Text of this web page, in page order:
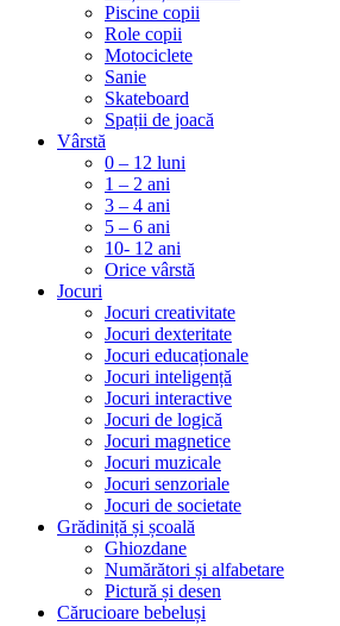
Piscine copii
Role copii
Motociclete
Sanie
Skateboard
Spații de joacă
Vârstă
0 – 12 luni
1 – 2 ani
3 – 4 ani
5 – 6 ani
10- 12 ani
Orice vârstă
Jocuri
Jocuri creativitate
Jocuri dexteritate
Jocuri educaționale
Jocuri inteligență
Jocuri interactive
Jocuri de logică
Jocuri magnetice
Jocuri muzicale
Jocuri senzoriale
Jocuri de societate
Grădiniță și școală
Ghiozdane
Numărători și alfabetare
Pictură și desen
Cărucioare bebeluși